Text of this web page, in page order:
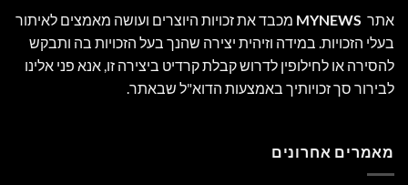
אתר MYNEWS מכבד את זכויות היוצרים ועושה מאמצים לאיתור
בעלי הזכויות. במידה וזיהית יצירה שהנך בעל הזכויות בה ותבקש
להסירה או לחילופין לדרוש קבלת קרדיט ביצירה זו, אנא פני אלינו
לבירור סך זכויותיך באמצעות הדוא"ל שבאתר.
מאמרים אחרונים